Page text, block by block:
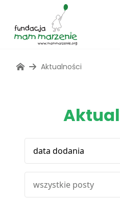
Aktualności
data dodania
wszystkie posty